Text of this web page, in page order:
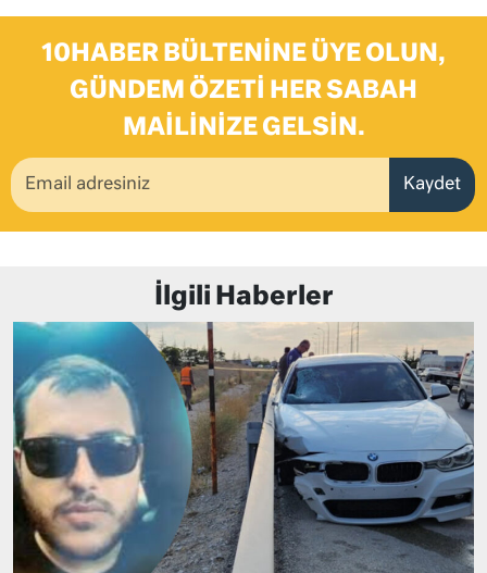
10HABER BÜLTENINE ÜYE OLUN,
GÜNDEM ÖZETI HER SABAH
MAILINIZE GELSIN.
Kaydet
İlgili Haberler